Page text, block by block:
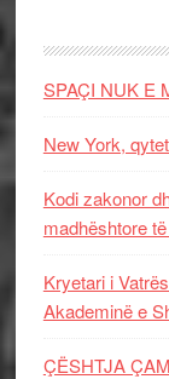
SPAÇI NUK E
New York,
Kodi zakonor
madhështore
Kryetari i
Akademinë e
ÇËSHTJA